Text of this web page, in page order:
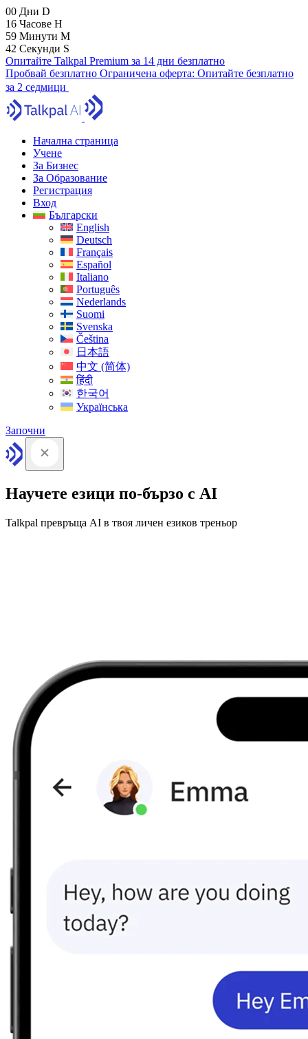
00 Дни D
16 Часове H
59 Минути M
41 Секунди S
Опитайте Talkpal Premium за 14 дни безплатно
Пробвай безплатно Ограничена оферта: Опитайте безплатно
за 2 седмици
Начална страница
Учене
За Бизнес
За Образование
Регистрация
Вход
Български
English
Deutsch
Français
Español
Italiano
Português
Nederlands
Suomi
Svenska
Čeština
日本語
中文 (简体)
हिंदी
한국어
Українська
Започни
Научете езици по-бързо с AI
Talkpal превръща AI в твоя личен езиков треньор